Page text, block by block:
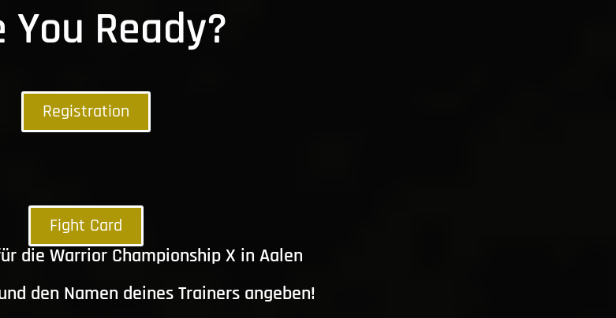
You Ready?
Registration
Fight Card
die Warrior Championship X in Aalen
den Namen deines Trainers angeben!